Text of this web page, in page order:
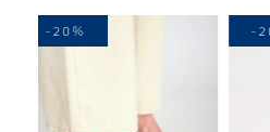
-20%